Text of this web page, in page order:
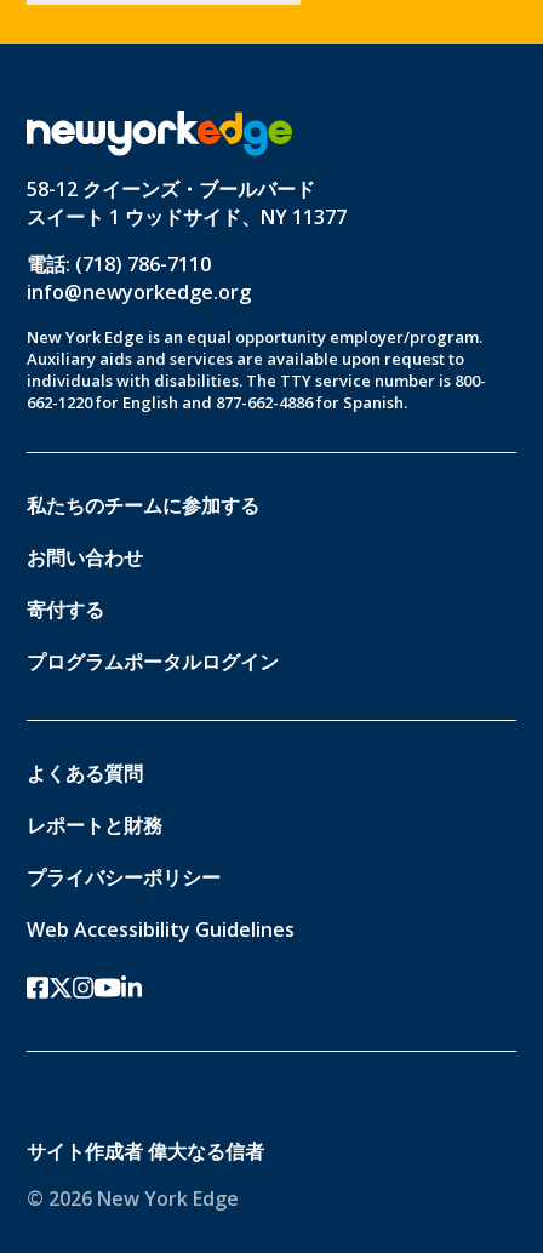
58-12 クイーンズ・ブールバード
スイート 1 ウッドサイド、NY 11377
電話: (718) 786-7110
info@newyorkedge.org
New York Edge is an equal opportunity employer/program.
Auxiliary aids and services are available upon request to
individuals with disabilities. The TTY service number is 800-
662-1220 for English and 877-662-4886 for Spanish.
私たちのチームに参加する
お問い合わせ
寄付する
プログラムポータルログイン
よくある質問
レポートと財務
プライバシーポリシー
Web Accessibility Guidelines
フェイスブック
ツイッターx
インスタグラム
ユーチューブ
リンクトイン
サイト作成者偉大なる信者
© 2026 New York Edge